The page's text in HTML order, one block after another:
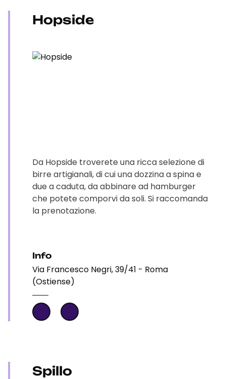
Hopside
Da Hopside troverete una ricca selezione di
birre artigianali, di cui una dozzina a spina e
due a caduta, da abbinare ad hamburger
che potete comporvi da soli. Si raccomanda
la prenotazione.
Info
Via Francesco Negri, 39/41 - Roma
(Ostiense)
Spillo